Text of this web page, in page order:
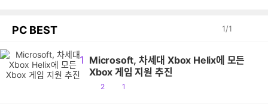
PC BEST 1/1
1 Microsoft, 차세대 Xbox Helix에 모든
Xbox 게임 지원 추진
공
2
댓1